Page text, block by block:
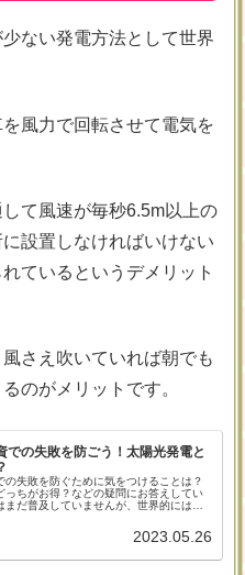
ない発電方法として世界
風力で回転させて電気を
て風速が毎秒6.5m以上の
設置しなければいけない
ているというデメリット
さえ吹いていれば朝でも
のがメリットです。
での失敗を防ごう！太陽光発電と
の失敗を防ぐために気をつけることは？
っちがお得？などの疑問にお答えしてい
まだ普及していませんが、世界的には実
しないために大切なことをお伝えしま
2023.05.26